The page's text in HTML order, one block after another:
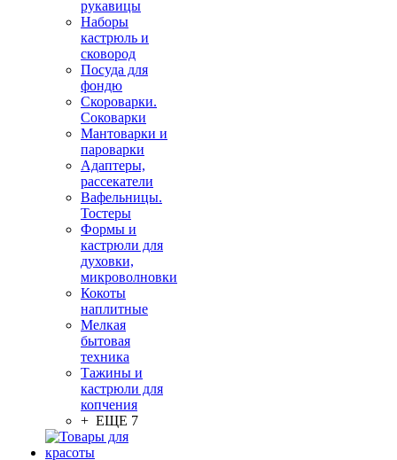
рукавицы
Наборы
кастрюль и
сковород
Посуда для
фондю
Скороварки.
Соковарки
Мантоварки и
пароварки
Адаптеры,
рассекатели
Вафельницы.
Тостеры
Формы и
кастрюли для
духовки,
микроволновки
Кокоты
наплитные
Мелкая
бытовая
техника
Тажины и
кастрюли для
копчения
+ ЕЩЕ 7